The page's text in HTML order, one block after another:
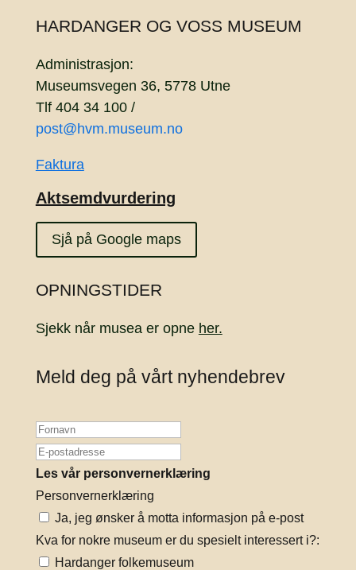
HARDANGER OG VOSS MUSEUM
Administrasjon:
Museumsvegen 36, 5778 Utne
Tlf 404 34 100 /
post@hvm.museum.no
Faktura
Aktsemdvurdering
Sjå på Google maps
OPNINGSTIDER
Sjekk når musea er opne her.
Meld deg på vårt nyhendebrev
Les vår personvernerklæring
Personvernerklæring
Ja, jeg ønsker å motta informasjon på e-post
Kva for nokre museum er du spesielt interessert i?:
Hardanger folkemuseum